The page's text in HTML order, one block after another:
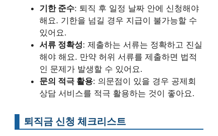
기한 준수: 퇴직 후 일정 날짜 안에 신청해야
해요. 기한을 넘길 경우 지급이 불가능할 수
있어요.
서류 정확성: 제출하는 서류는 정확하고 진실
해야 해요. 만약 허위 서류를 제출하면 법적
인 문제가 발생할 수 있어요.
문의 적극 활용: 의문점이 있을 경우 공제회
상담 서비스를 적극 활용하는 것이 좋아요.
퇴직금 신청 체크리스트